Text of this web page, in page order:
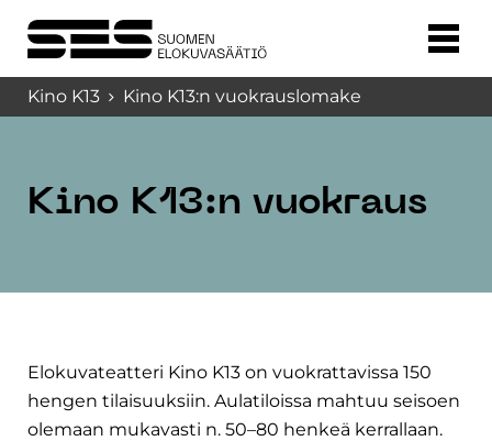
Kino K13 Kino K13:n vuokrauslomake
Kino K13:n vuokraus
Elokuvateatteri Kino K13 on vuokrattavissa 150
hengen tilaisuuksiin. Aulatiloissa mahtuu seisoen
olemaan mukavasti n. 50–80 henkeä kerrallaan.